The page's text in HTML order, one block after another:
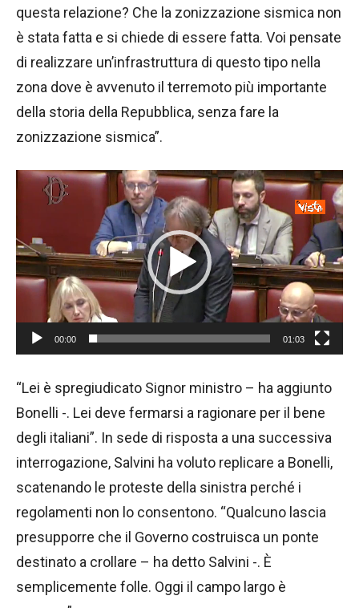
questa relazione? Che la zonizzazione sismica non
è stata fatta e si chiede di essere fatta. Voi pensate
di realizzare un’infrastruttura di questo tipo nella
zona dove è avvenuto il terremoto più importante
della storia della Repubblica, senza fare la
zonizzazione sismica”.
V
e
o
a
y
e
r
00:00 01:03
“Lei è spregiudicato Signor ministro – ha aggiunto
Bonelli -. Lei deve fermarsi a ragionare per il bene
degli italiani”. In sede di risposta a una successiva
interrogazione, Salvini ha voluto replicare a Bonelli,
scatenando le proteste della sinistra perché i
regolamenti non lo consentono. “Qualcuno lascia
presupporre che il Governo costruisca un ponte
destinato a crollare – ha detto Salvini -. È
semplicemente folle. Oggi il campo largo è